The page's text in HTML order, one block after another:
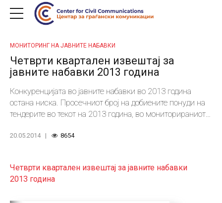
МОНИТОРИНГ НА ЈАВНИТЕ НАБАВКИ
Четврти квартален извештај за
јавните набавки 2013 година
Конкуренцијата во јавните набавки во 2013 година
остана ниска. Просечниот број на добиените понуди на
тендерите во текот на 2013 година, во мониторираниот
третина од тендерите учествува само по една фирма.
20.05.2014 8654
Четврти квартален извештај за јавните набавки
2013 година